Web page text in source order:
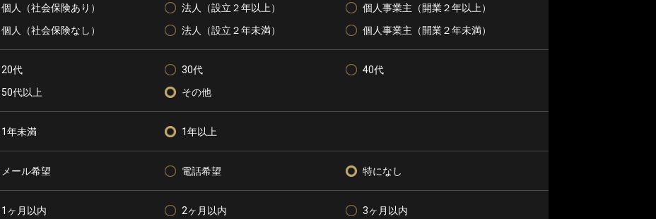
個人（社会保険あり） 法人（設立２年以上）
個人事業主（開業２年以上）
個人（社会保険なし）
法人（設立２年未満） 個人事業主（開業２年未満）
20代 30代
40代
50代以上
その他
1年未満 1年以上
メール希望 電話希望 特になし
1ヶ月以内 2ヶ月以内
3ヶ月以内